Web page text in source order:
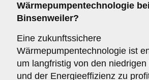
Wärmepumpentechnologie
Binsenweiler?
Eine zukunftssichere
Wärmepumpentechnologie ist
um langfristig von den
und der Energieeffizienz zu